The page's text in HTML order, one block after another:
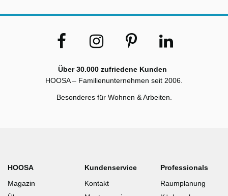
Über 30.000 zufriedene Kunden
HOOSA – Familienunternehmen seit 2006.
Besonderes für Wohnen & Arbeiten.
HOOSA
Magazin
Kundenservice
Kontakt
Professionals
Raumplanung